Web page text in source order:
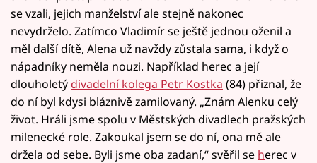
se vzali, jejich manželství ale stejně nakonec
nevydrželo. Zatímco Vladimír se ještě jednou oženil a
měl další dítě, Alena už navždy zůstala sama, i když o
nápadníky neměla nouzi. Například herec a její
dlouholetý divadelní kolega Petr Kostka (84) přiznal, že
do ní byl kdysi bláznivě zamilovaný. „Znám Alenku celý
život. Hráli jsme spolu v Městských divadlech pražských
milenecké role. Zakoukal jsem se do ní, ona mě ale
držela od sebe. Byli jsme oba zadaní,“ svěřil se herec v